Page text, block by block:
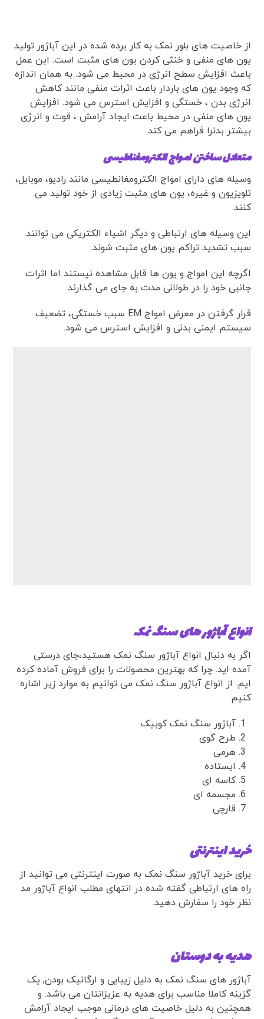
از خاصیت های بلور نمک به کار برده شده در این آباژور تولید
یون های منفی و خنثی کردن یون های مثبت است. این عمل
باعث افزایش سطح انرژی در محیط می شود. به همان اندازه
که وجود یون های باردار باعث اثرات منفی مانند کاهش
انرژی بدن ، خستگی و افزایش استرس می شود. افزایش
یون های منفی در محیط باعث ایجاد آرامش ، قوت و انرژی
بیشتر بدنرا فراهم می کند.
متعادل ساختن امواج الکترومغناطیسی
وسیله های دارای امواج الکترومغانطیسی مانند رادیو، موبایل،
تلویزیون و غیره، یون های مثبت زیادی از خود تولید می
کنند.
این وسیله های ارتباطی و دیگر اشیاء الکتریکی می توانند
سبب تشدید تراکم یون های مثبت شوند.
اگرچه این امواج و یون ها قابل مشاهده نیستند اما اثرات
جانبی خود را در طولانی مدت به جای می گذارند.
قرار گرفتن در معرض امواج EM سبب خستگی، تضعیف
سیستم ایمنی بدنی و افزایش استرس می شود.
انواع آباژور های سنگ نمک
اگر به دنبال انواع آباژور سنگ نمک هستید،جای درستی
آمده اید. چرا که بهترین محصولات را برای فروش آماده کرده
ایم. از انواع آباژور سنگ نمک می‌ توانیم به موارد زیر اشاره
کنیم:
آباژور سنگ نمک کوبیک
طرح گوی
هرمی
ایستاده
کاسه ای
مجسمه ای
قارچی
خرید اینترنتی
برای خرید آباژور سنگ نمک به صورت اینترنتی می توانید از
راه های ارتباطی گفته شده در انتهای مطلب انواع آباژور مد
نظر خود را سفارش دهید.
هدیه به دوستان
آباژور های سنگ نمک به دلیل زیبایی و ارگانیک بودن, یک
گزینه کاملا مناسب برای هدیه به عزیزانتان می باشد. و
همچنین به دلیل خاصیت های درمانی موجب ایجاد آرامش